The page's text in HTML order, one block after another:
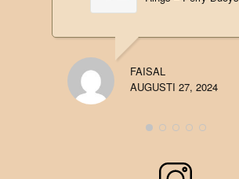
FAISAL
AUGUSTI 27, 2024